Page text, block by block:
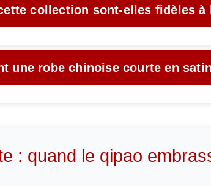
collection sont-elles fidèles
une robe chinoise courte en
: quand le qipao